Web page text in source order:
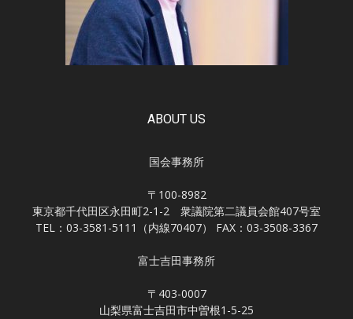
ABOUT US
国会事務所
〒100-8982
東京都千代田区永田町2-1-2 衆議院第二議員会館407号室
TEL：03-3581-5111（内線70407） FAX：03-3508-3367
富士吉田事務所
〒403-0007
山梨県富士吉田市中曽根1-5-25